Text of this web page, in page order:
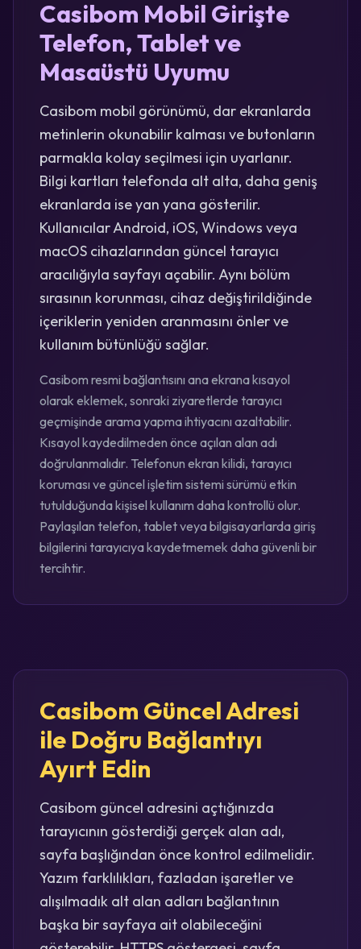
Casibom Mobil Girişte
Telefon, Tablet ve
Masaüstü Uyumu
Casibom mobil görünümü, dar ekranlarda
metinlerin okunabilir kalması ve butonların
parmakla kolay seçilmesi için uyarlanır.
Bilgi kartları telefonda alt alta, daha geniş
ekranlarda ise yan yana gösterilir.
Kullanıcılar Android, iOS, Windows veya
macOS cihazlarından güncel tarayıcı
aracılığıyla sayfayı açabilir. Aynı bölüm
sırasının korunması, cihaz değiştirildiğinde
içeriklerin yeniden aranmasını önler ve
kullanım bütünlüğü sağlar.
Casibom resmi bağlantısını ana ekrana kısayol
olarak eklemek, sonraki ziyaretlerde tarayıcı
geçmişinde arama yapma ihtiyacını azaltabilir.
Kısayol kaydedilmeden önce açılan alan adı
doğrulanmalıdır. Telefonun ekran kilidi, tarayıcı
koruması ve güncel işletim sistemi sürümü etkin
tutulduğunda kişisel kullanım daha kontrollü olur.
Paylaşılan telefon, tablet veya bilgisayarlarda giriş
bilgilerini tarayıcıya kaydetmemek daha güvenli bir
tercihtir.
Casibom Güncel Adresi
ile Doğru Bağlantıyı
Ayırt Edin
Casibom güncel adresini açtığınızda
tarayıcının gösterdiği gerçek alan adı,
sayfa başlığından önce kontrol edilmelidir.
Yazım farklılıkları, fazladan işaretler ve
alışılmadık alt alan adları bağlantının
başka bir sayfaya ait olabileceğini